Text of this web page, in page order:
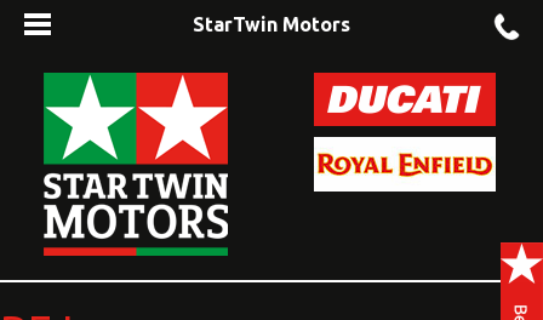
StarTwin Motors